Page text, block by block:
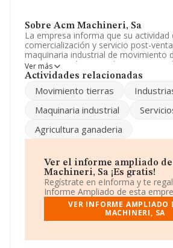
Sobre Acm Machineri, Sa
La empresa informa que su actividad
comercialización y servicio post-
maquinaria industrial de movimiento
empresa está registrada como
Clasifica su actividad CNAE como
construcción', código 2892. La
las cifras existentes en la base de
número de empleados ha estado por
Su teléfono es 968334300.
La sociedad españolaAcm
A73206278, tiene domicilio fiscal en
Maestre De Espana núm. 1 Ed Glta,
Murcia.
En base a la información de la que
Ver más
Actividades relacionadas
Movimiento tierras
Maquinaria industrial
Agricultura ganaderia
Ver el informe ampliado
Machineri, Sa ¡Es gratis!
Regístrate en eInforma y te
Informe Ampliado de esta
VER INFORME AMPLIADO
MACHINERI, SA